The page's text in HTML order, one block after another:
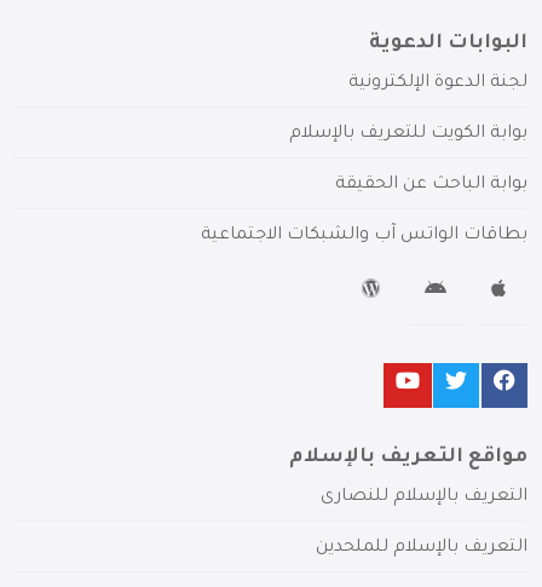
البوابات الدعوية
لجنة الدعوة الإلكترونية
بوابة الكويت للتعريف بالإسلام
بوابة الباحث عن الحقيقة
بطاقات الواتس آب والشبكات الاجتماعية
مواقع التعريف بالإسلام
التعريف بالإسلام للنصارى
التعريف بالإسلام للملحدين